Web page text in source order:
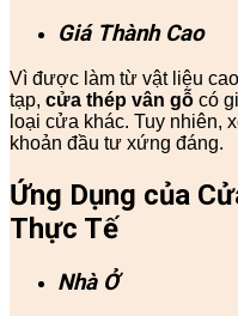
Giá Thành Cao
Vì được làm từ vật liệu
tạp, cửa thép vân gỗ có
loại cửa khác. Tuy nhiên,
khoản đầu tư xứng đáng.
Ứng Dụng của
Thực Tế
Nhà Ở